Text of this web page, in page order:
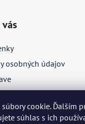
cookie. Ďalším
súhlas s ich
osobných údajov